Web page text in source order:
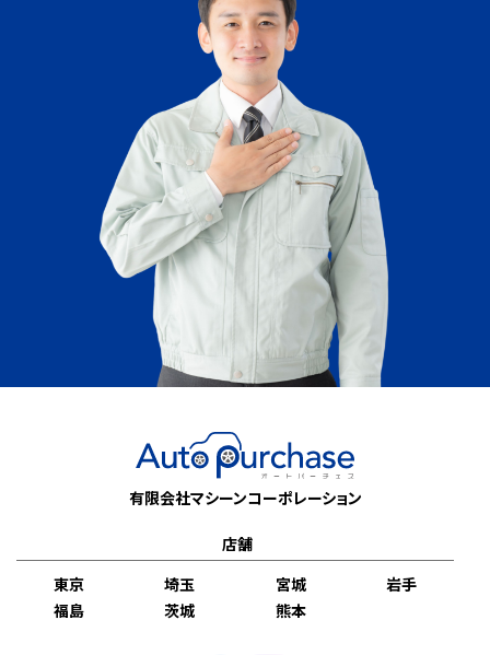
有限会社マシーンコーポレーション
店舗
東京
埼玉 宮城
岩手
福島
茨城 熊本